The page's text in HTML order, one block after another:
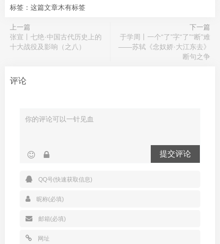
标签：这篇文章木有标签
上一篇
张宣丨七绝·中国古代历史上的
十大战役及影响（之八）
下一篇
于学周丨一个“了”字“了”“断”难
——苏轼《念奴娇·大江东去》
断句之争
评论
提交评论